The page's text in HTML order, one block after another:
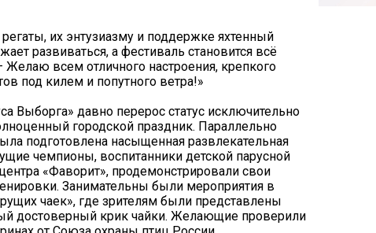
их энтузиазму и поддержке яхтенный
развиваться, а фестиваль становится всё
всем отличного настроения, крепкого
под килем и попутного ветра!»
Выборга» давно перерос статус исключительно
городской праздник. Параллельно
подготовлена насыщенная развлекательная
чемпионы, воспитанники детской парусной
«Фаворит», продемонстрировали свои
Занимательны были мероприятия в
чаек», где зрителям были представлены
достоверный крик чайки. Желающие проверили